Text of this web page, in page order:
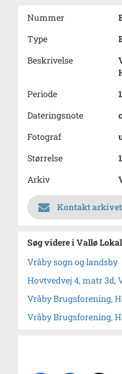
Nummer
Type
Beskrivelse
Periode
Dateringsnote
Fotograf
Størrelse
Arkiv
Kontakt arkivet
Søg videre i Vallø
Vråby sogn og landsby
Hovtvedvej 4, matr 3d,
Vråby Brugsforening,
Vråby Brugsforening,